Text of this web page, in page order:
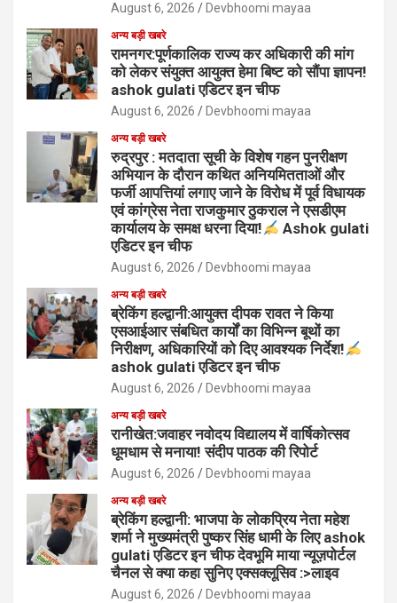
August 6, 2026 Devbhoomi mayaa
अन्य बड़ी खबरे
रामनगर:पूर्णकालिक राज्य कर अधिकारी की मांग
को लेकर संयुक्त आयुक्त हेमा बिष्ट को सौंपा ज्ञापन!
ashok gulati एडिटर इन चीफ
August 6, 2026 Devbhoomi mayaa
अन्य बड़ी खबरे
रुद्रपुर : मतदाता सूची के विशेष गहन पुनरीक्षण
अभियान के दौरान कथित अनियमितताओं और
फर्जी आपत्तियां लगाए जाने के विरोध में पूर्व विधायक
एवं कांग्रेस नेता राजकुमार ठुकराल ने एसडीएम
कार्यालय के समक्ष धरना दिया!
Ashok gulati
एडिटर इन चीफ
August 6, 2026 Devbhoomi mayaa
अन्य बड़ी खबरे
ब्रेकिंग हल्द्वानी:आयुक्त दीपक रावत ने किया
एसआईआर संबधित कार्यों का विभिन्न बूथों का
निरीक्षण, अधिकारियों को दिए आवश्यक निर्देश!
ashok gulati एडिटर इन चीफ
August 6, 2026 Devbhoomi mayaa
अन्य बड़ी खबरे
रानीखेत:जवाहर नवोदय विद्यालय में वार्षिकोत्सव
धूमधाम से मनाया! संदीप पाठक की रिपोर्ट
August 6, 2026 Devbhoomi mayaa
अन्य बड़ी खबरे
ब्रेकिंग हल्द्वानी: भाजपा के लोकप्रिय नेता महेश
शर्मा ने मुख्यमंत्री पुष्कर सिंह धामी के लिए ashok
gulati एडिटर इन चीफ देवभूमि माया न्यूज़पोर्टल
चैनल से क्या कहा सुनिए एक्सक्लूसिव :>लाइव
August 6, 2026 Devbhoomi mayaa